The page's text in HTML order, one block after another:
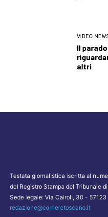
VIDEO
Il
altri
Testata giornalistica iscritta al
del Registro Stampa del Tribunale
Sede legale: Via Cairoli, 30 -
redazione@corrieretoscano.it